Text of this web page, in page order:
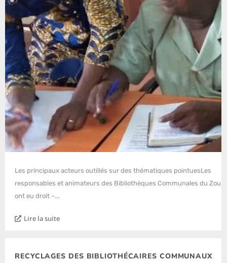
Les principaux acteurs outillés sur des thématiques pointuesLes
responsables et animateurs des Bibliothèques Communales du Zou
ont eu droit –...
Lire la suite
RECYCLAGES DES BIBLIOTHÉCAIRES COMMUNAUX